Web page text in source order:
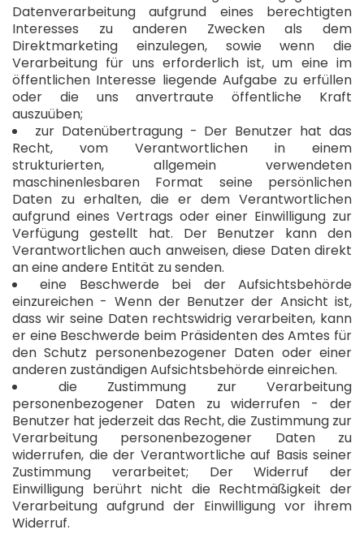
Datenverarbeitung aufgrund eines berechtigten
Interesses zu anderen Zwecken als dem
Direktmarketing einzulegen, sowie wenn die
Verarbeitung für uns erforderlich ist, um eine im
öffentlichen Interesse liegende Aufgabe zu erfüllen
oder die uns anvertraute öffentliche Kraft
auszuüben;
zur Datenübertragung - Der Benutzer hat das
Recht, vom Verantwortlichen in einem
strukturierten, allgemein verwendeten
maschinenlesbaren Format seine persönlichen
Daten zu erhalten, die er dem Verantwortlichen
aufgrund eines Vertrags oder einer Einwilligung zur
Verfügung gestellt hat. Der Benutzer kann den
Verantwortlichen auch anweisen, diese Daten direkt
an eine andere Entität zu senden.
eine Beschwerde bei der Aufsichtsbehörde
einzureichen - Wenn der Benutzer der Ansicht ist,
dass wir seine Daten rechtswidrig verarbeiten, kann
er eine Beschwerde beim Präsidenten des Amtes für
den Schutz personenbezogener Daten oder einer
anderen zuständigen Aufsichtsbehörde einreichen.
die Zustimmung zur Verarbeitung
personenbezogener Daten zu widerrufen - der
Benutzer hat jederzeit das Recht, die Zustimmung zur
Verarbeitung personenbezogener Daten zu
widerrufen, die der Verantwortliche auf Basis seiner
Zustimmung verarbeitet; Der Widerruf der
Einwilligung berührt nicht die Rechtmäßigkeit der
Verarbeitung aufgrund der Einwilligung vor ihrem
Widerruf.